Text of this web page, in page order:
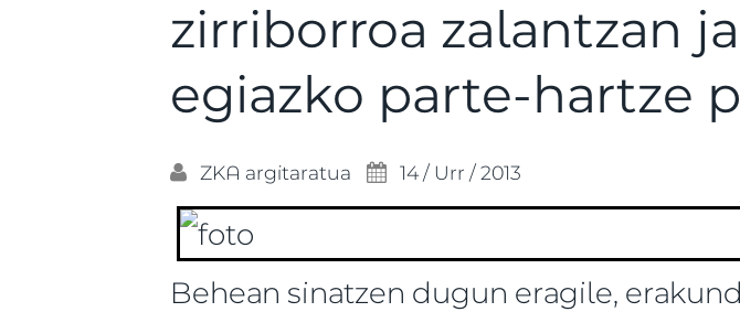
zirriborroa zalantzan
egiazko parte-hartze
ZKA argitaratua 14 / Urr / 2013
Behean sinatzen dugun eragile,